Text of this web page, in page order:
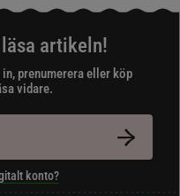
artikeln!
prenumerera eller köp
vidare.
konto?